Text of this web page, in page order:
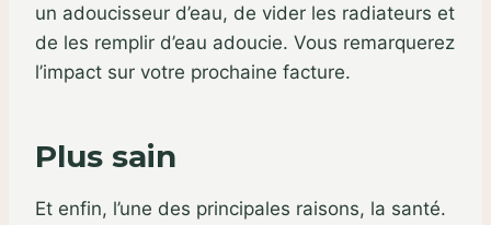
un adoucisseur d’eau, de vider les radiateurs et
de les remplir d’eau adoucie. Vous remarquerez
l’impact sur votre prochaine facture.
Plus sain
Et enfin, l’une des principales raisons, la santé.